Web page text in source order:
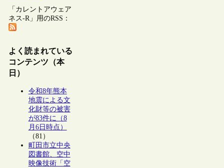
「カレントアウェア
ネス-R」用のRSS：
よく読まれている
コンテンツ（本
日）
令和8年熊本
地震による文
化財等の被害
が83件に（8
月6日時点）
（81）
町田市立中央
図書館、空中
映像技術「空